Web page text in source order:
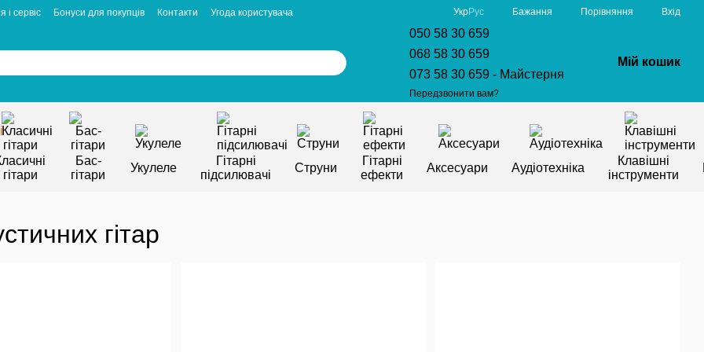
і сервіс Бонуси для покупців Контакти
Угода користувача
УкрРус Бажання Порівняння Вхід
050 58 30 659
068 58 30 659
073 58 30 659 - Майстерня
Передзвонити вам?
Мій кошик
гітари
Бас-
гітари
Укулеле
Гітарні
підсилювачі
Струни
Гітарні
ефекти
Аксесуари Аудіотехніка
Клавішні
інструменти
гітар